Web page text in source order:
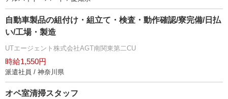
自動車製品の組付け・組立て・検査・動作確認/寮完備/日払
い/工場・製造
UTエージェント株式会社AGT南関東第二CU
時給1,550円
派遣社員 / 神奈川県
オペ室清掃スタッフ